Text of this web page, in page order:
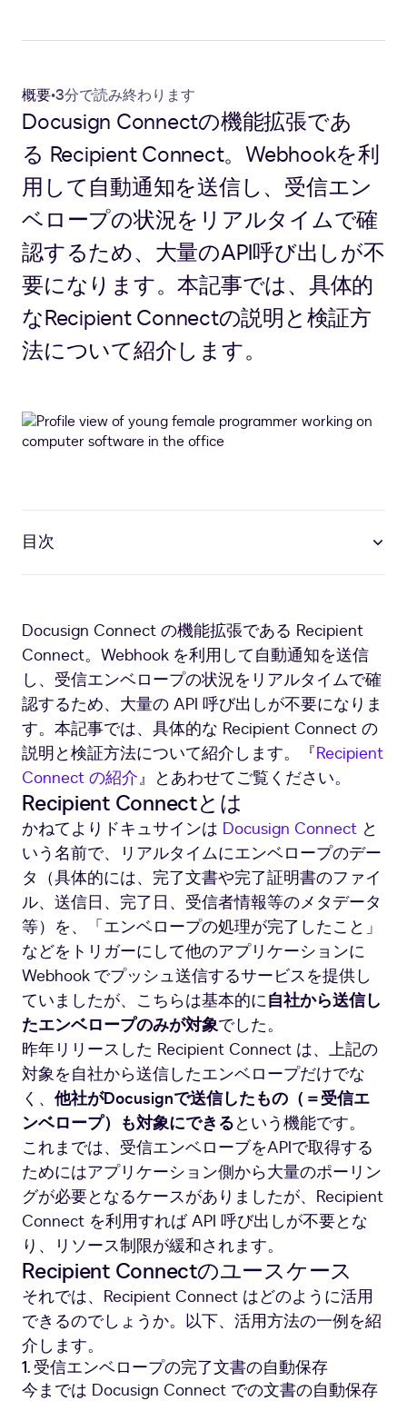
概要•3分で読み終わります
Docusign Connectの機能拡張であ
る Recipient Connect。Webhookを利
用して自動通知を送信し、受信エン
ベロープの状況をリアルタイムで確
認するため、大量のAPI呼び出しが不
要になります。本記事では、具体的
なRecipient Connectの説明と検証方
法について紹介します。
目次
Docusign Connect の機能拡張である Recipient
Connect。Webhook を利用して自動通知を送信
し、受信エンベロープの状況をリアルタイムで確
認するため、大量の API 呼び出しが不要になりま
す。本記事では、具体的な Recipient Connect の
説明と検証方法について紹介します。『Recipient
Connect の紹介』とあわせてご覧ください。
Recipient Connectとは
かねてよりドキュサインは Docusign Connect と
いう名前で、リアルタイムにエンベロープのデー
タ（具体的には、完了文書や完了証明書のファイ
ル、送信日、完了日、受信者情報等のメタデータ
等）を、「エンベロープの処理が完了したこと」
などをトリガーにして他のアプリケーションに
Webhook でプッシュ送信するサービスを提供し
ていましたが、こちらは基本的に自社から送信し
たエンベロープのみが対象でした。
昨年リリースした Recipient Connect は、上記の
対象を自社から送信したエンベロープだけでな
く、 他社がDocusignで送信したもの（＝受信エ
ンベロープ）も対象にできるという機能です。
これまでは、受信エンベローブをAPIで取得する
ためにはアプリケーション側から大量のポーリン
グが必要となるケースがありましたが、Recipient
Connect を利用すれば API 呼び出しが不要とな
り、リソース制限が緩和されます。
Recipient Connectのユースケース
それでは、Recipient Connect はどのように活用
できるのでしょうか。以下、活用方法の一例を紹
介します。
1. 受信エンベロープの完了文書の自動保存
今までは Docusign Connect での文書の自動保存